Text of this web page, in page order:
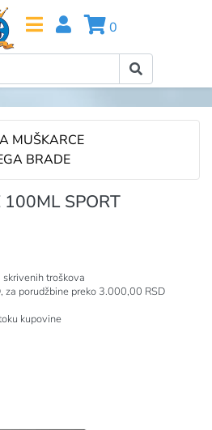
0
MUŠKARCE
BRADE
100ML SPORT
troškova
za porudžbine preko 3.000,00 RSD
kupovine